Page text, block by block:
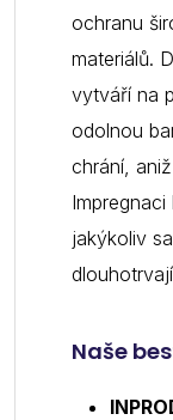
ochranu
materiálů.
vytváří na
odolnou
chrání,
jakýkoliv
Naše